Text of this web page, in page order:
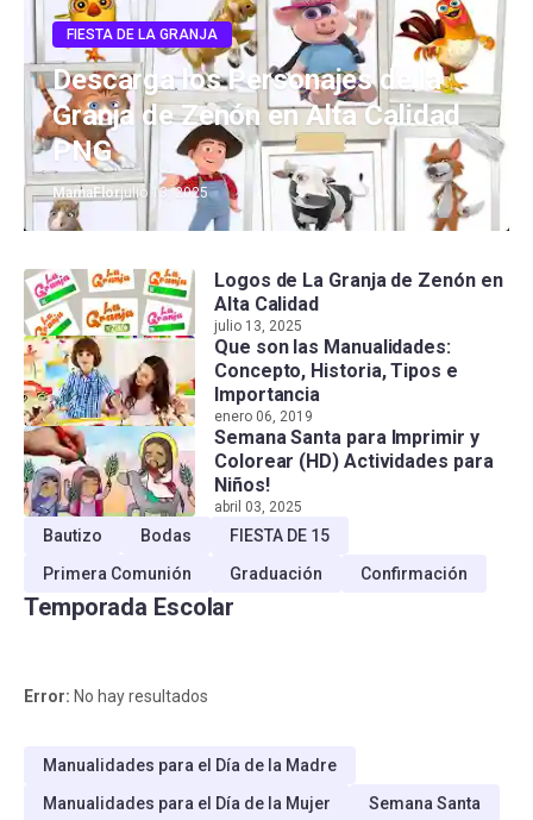
FIESTA DE LA GRANJA
Descarga los Personajes de la
Granja de Zenón en Alta Calidad
PNG
MamaFlorjulio 13, 2025
Logos de La Granja de Zenón en
Alta Calidad
julio 13, 2025
Que son las Manualidades:
Concepto, Historia, Tipos e
Importancia
enero 06, 2019
Semana Santa para Imprimir y
Colorear (HD) Actividades para
Niños!
abril 03, 2025
Bautizo Bodas
FIESTA DE 15
Primera Comunión
Graduación Confirmación
Temporada Escolar
Error: No hay resultados
Manualidades para el Día de la Madre
Manualidades para el Día de la Mujer
Semana Santa